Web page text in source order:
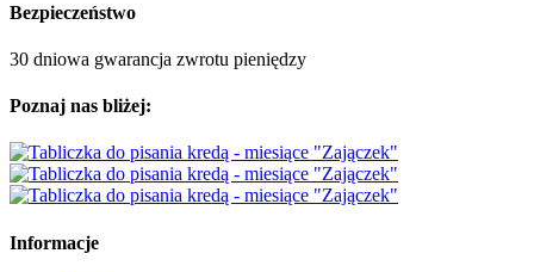
Bezpieczeństwo
30 dniowa gwarancja zwrotu pieniędzy
Poznaj nas bliżej:
Informacje